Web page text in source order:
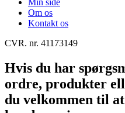
Min side
Om os
Kontakt os
CVR. nr. 41173149
Hvis du har
ordre, produkter
du velkommen til